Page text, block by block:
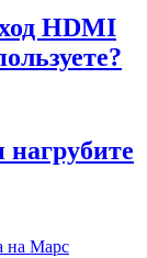
HDMI
нагрубите
на Марс